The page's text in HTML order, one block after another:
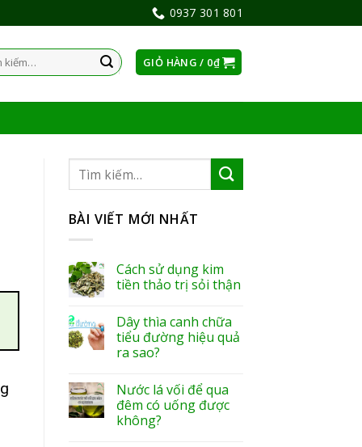
0937 301 801
GIỎ HÀNG / 0₫
BÀI VIẾT MỚI NHẤT
Cách sử dụng kim
tiền thảo trị sỏi thận
Dây thìa canh chữa
tiểu đường hiệu quả
ra sao?
Nước lá vối để qua
đêm có uống được
không?